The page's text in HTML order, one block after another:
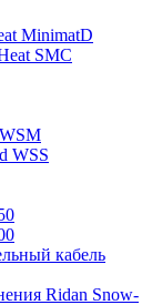
MinimatD
SMC
WSS
кабель
Ridan Snow-